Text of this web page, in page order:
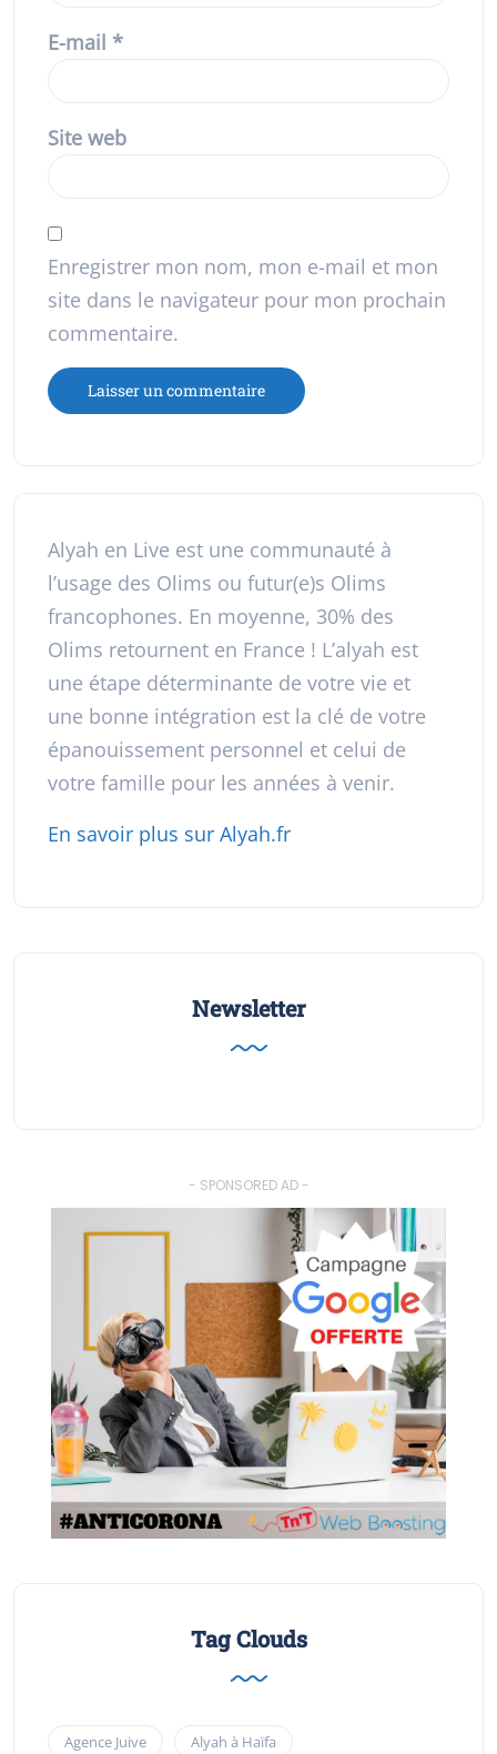
E-mail *
Site web
Enregistrer mon nom, mon e-mail et mon
site dans le navigateur pour mon prochain
commentaire.
Alyah en Live est une communauté à
l’usage des Olims ou futur(e)s Olims
francophones. En moyenne, 30% des
Olims retournent en France ! L’alyah est
une étape déterminante de votre vie et
une bonne intégration est la clé de votre
épanouissement personnel et celui de
votre famille pour les années à venir.
En savoir plus sur Alyah.fr
Newsletter
- SPONSORED AD -
Tag Clouds
Agence Juive Alyah à Haïfa